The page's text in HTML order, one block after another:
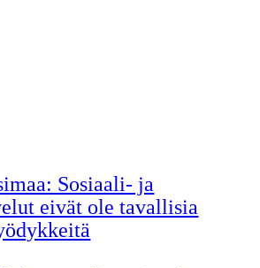
Sosiaali- ja
eivät ole tavallisia